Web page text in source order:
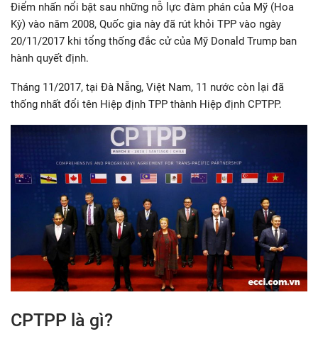
Điểm nhấn nổi bật sau những nỗ lực đàm phán của Mỹ (Hoa
Kỳ) vào năm 2008, Quốc gia này đã rút khỏi TPP vào ngày
20/11/2017 khi tổng thống đắc cử của Mỹ Donald Trump ban
hành quyết định.
Tháng 11/2017, tại Đà Nẵng, Việt Nam, 11 nước còn lại đã
thống nhất đổi tên Hiệp định TPP thành Hiệp định CPTPP.
CPTPP là gì?